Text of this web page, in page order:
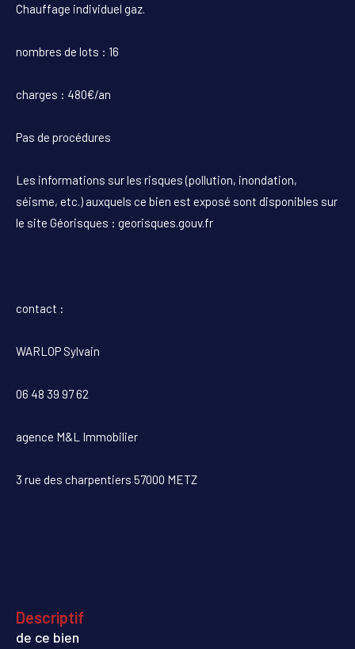
Chauffage individuel gaz.
nombres de lots : 16
charges : 480€/an
Pas de procédures
Les informations sur les risques (pollution, inondation,
séisme, etc.) auxquels ce bien est exposé sont disponibles sur
le site Géorisques : georisques.gouv.fr
contact :
WARLOP Sylvain
06 48 39 97 62
agence M&L Immobilier
3 rue des charpentiers 57000 METZ
descriptif
de ce bien